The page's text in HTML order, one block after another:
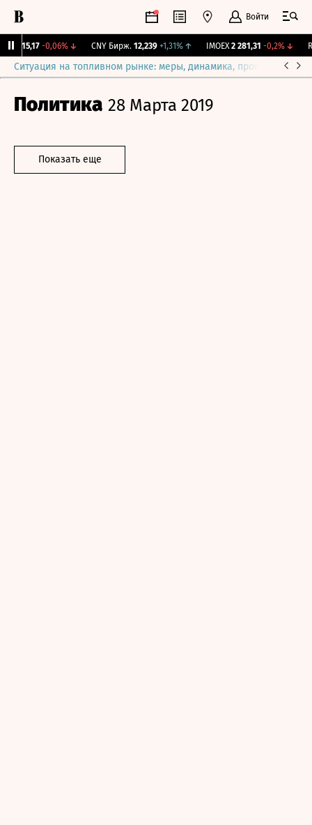
Войти
115,17 -0,06%↓ CNY Бирж. 12,239 +1,31% ↑ IMOEX 2 281,31 -0,2%↓
Ситуация на топливном рынке: меры, динамика, прогнозы
Политика 28 Марта 2019
Показать еще